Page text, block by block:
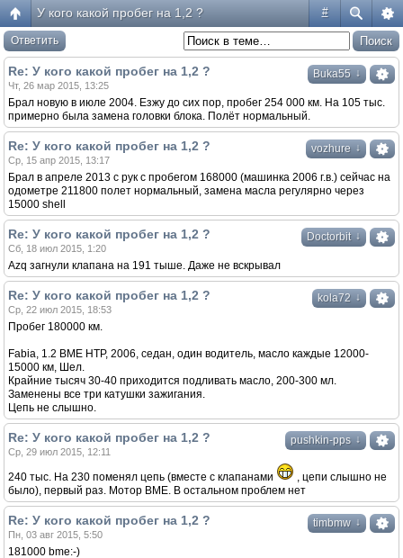
#
У кого какой пробег на 1,2 ?
Ответить
Buka55 ↓
Re: У кого какой пробег на 1,2 ?
Чт, 26 мар 2015, 13:25
Брал новую в июле 2004. Езжу до сих пор, пробег 254 000 км. На 105 тыс.
примерно была замена головки блока. Полёт нормальный.
vozhure ↓
Re: У кого какой пробег на 1,2 ?
Ср, 15 апр 2015, 13:17
Брал в апреле 2013 с рук с пробегом 168000 (машинка 2006 г.в.) сейчас на
одометре 211800 полет нормальный, замена масла регулярно через
15000 shell
Doctorbit ↓
Re: У кого какой пробег на 1,2 ?
Сб, 18 июл 2015, 1:20
Azq загнули клапана на 191 тыше. Даже не вскрывал
kola72 ↓
Re: У кого какой пробег на 1,2 ?
Ср, 22 июл 2015, 18:53
Пробег 180000 км.
Fabia, 1.2 BME НТР, 2006, седан, один водитель, масло каждые 12000-
15000 км, Шел.
Крайние тысяч 30-40 приходится подливать масло, 200-300 мл.
Заменены все три катушки зажигания.
Цепь не слышно.
pushkin-pps ↓
Re: У кого какой пробег на 1,2 ?
Ср, 29 июл 2015, 12:11
240 тыс. На 230 поменял цепь (вместе с клапанами
, цепи слышно не
было), первый раз. Мотор BME. В остальном проблем нет
timbmw ↓
Re: У кого какой пробег на 1,2 ?
Пн, 03 авг 2015, 5:50
181000 bme:-)